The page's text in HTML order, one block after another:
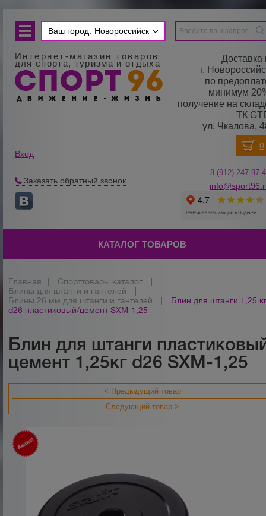
Ваш город: Новороссийск
Интернет-магазин товаров
для спорта, туризма и отдыха
Доставка
г.
по
минимум
получение на
ТК
ул. Чкалова,
Вход
Заказать обратный звонок
8 (912) 247-97-
КАТАЛОГ ТОВАРОВ
Главная Спорттовары каталог
Блины для штанги и гантелей
Блины 26 мм для штанги и гантелей
Блин для штанги 1,25
d26 пластиковый/цемент SXM-1,25
Блин для штанги
цемент 1,25кг d26 SXM-1,25
< Предыдущий товар
Следующий товар >